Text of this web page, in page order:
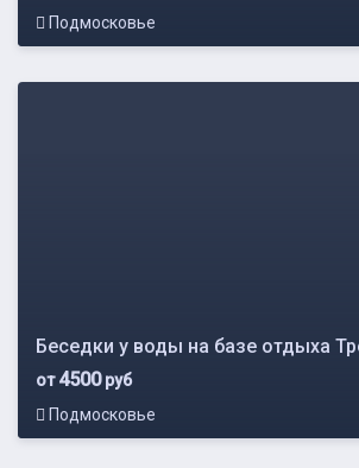
Подмосковье
Беседки у воды на базе отдыха
от4500руб
Подмосковье